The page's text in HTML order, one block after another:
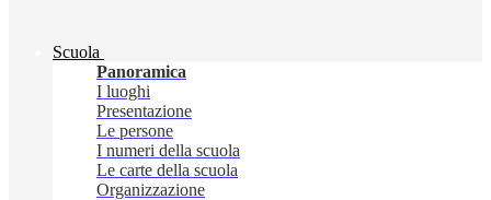
Scuola
Panoramica
I luoghi
Presentazione
Le persone
I numeri della scuola
Le carte della scuola
Organizzazione